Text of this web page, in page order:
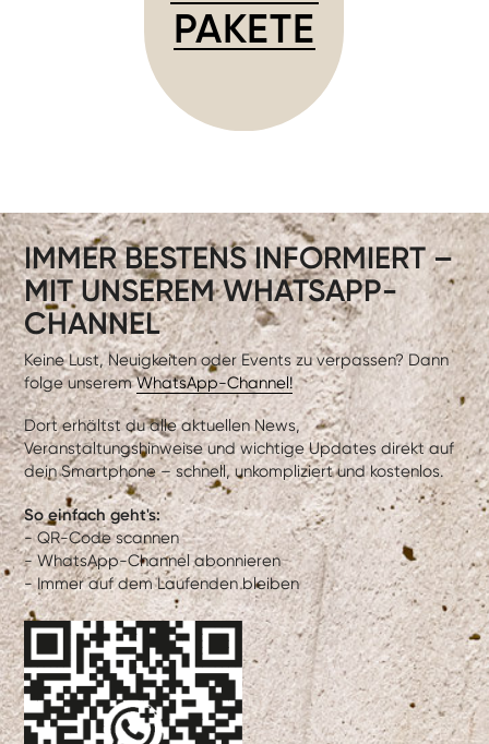
PAKETE
IMMER BESTENS INFORMIERT –
MIT UNSEREM WHATSAPP-
CHANNEL
Keine Lust, Neuigkeiten oder Events zu verpassen? Dann
folge unseremWhatsApp-Channel!
Dort erhältst du alle aktuellen News,
Veranstaltungshinweise und wichtige Updates direkt auf
dein Smartphone – schnell, unkompliziert und kostenlos.
So einfach geht's:
- QR-Code scannen
- WhatsApp-Channel abonnieren
- Immer auf dem Laufenden bleiben